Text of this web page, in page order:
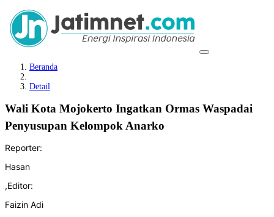
Beranda
Detail
Wali Kota Mojokerto Ingatkan Ormas Waspadai
Penyusupan Kelompok Anarko
Reporter:
Hasan
,Editor:
Faizin Adi